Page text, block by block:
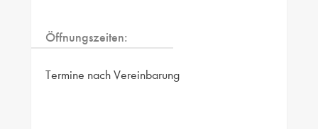
Öffnungszeiten:
Termine nach Vereinbarung